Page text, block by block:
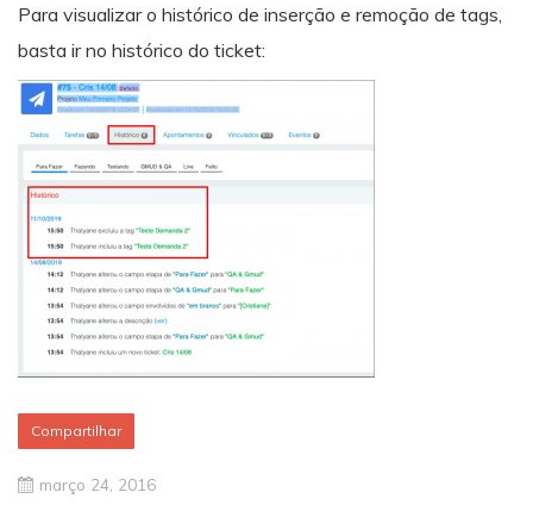
Para visualizar o histórico de inserção e remoção de tags,
basta ir no histórico do ticket:
Compartilhar
março 24, 2016